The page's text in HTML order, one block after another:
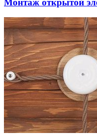
Монтаж открытой